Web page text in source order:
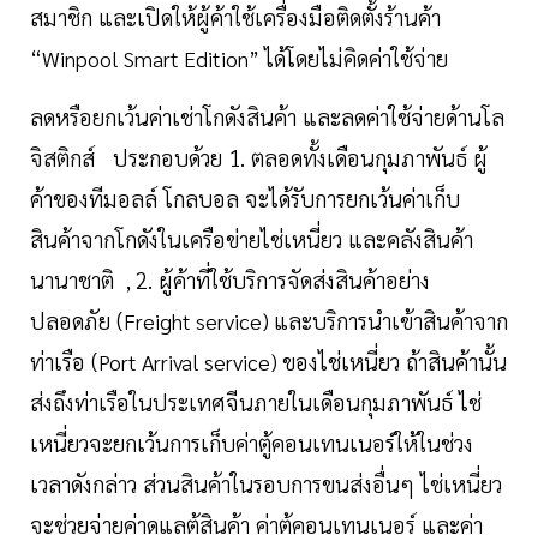
สมาชิก และเปิดให้ผู้ค้าใช้เครื่องมือติดตั้งร้านค้า
“Winpool Smart Edition”ได้โดยไม่คิดค่าใช้จ่าย
ลดหรือยกเว้นค่าเช่าโกดังสินค้า และลดค่าใช้จ่ายด้านโล
จิสติกส์ ประกอบด้วย 1. ตลอดทั้งเดือนกุมภาพันธ์ ผู้
ค้าของทีมอลล์ โกลบอล จะได้รับการยกเว้นค่าเก็บ
สินค้าจากโกดังในเครือข่ายไช่เหนี่ยว และคลังสินค้า
นานาชาติ , 2. ผู้ค้าที่ใช้บริการจัดส่งสินค้าอย่าง
ปลอดภัย (Freight service) และบริการนำเข้าสินค้าจาก
ท่าเรือ (Port Arrival service) ของไช่เหนี่ยว ถ้าสินค้านั้น
ส่งถึงท่าเรือในประเทศจีนภายในเดือนกุมภาพันธ์ ไช่
เหนี่ยวจะยกเว้นการเก็บค่าตู้คอนเทนเนอร์ให้ในช่วง
เวลาดังกล่าว ส่วนสินค้าในรอบการขนส่งอื่นๆ ไช่เหนี่ยว
จะช่วยจ่ายค่าดูแลตู้สินค้า ค่าตู้คอนเทนเนอร์ และค่า